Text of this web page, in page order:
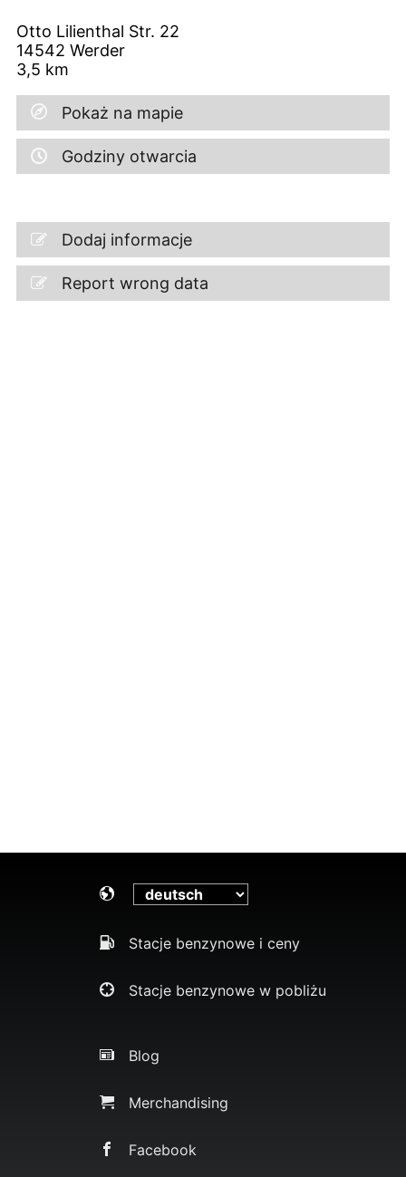
Otto Lilienthal Str. 22
14542 Werder
3,5 km
Pokaż na mapie
Godziny otwarcia
Dodaj informacje
Report wrong data
Stacje benzynowe i ceny
Stacje benzynowe w pobliżu
Blog
Merchandising
Facebook